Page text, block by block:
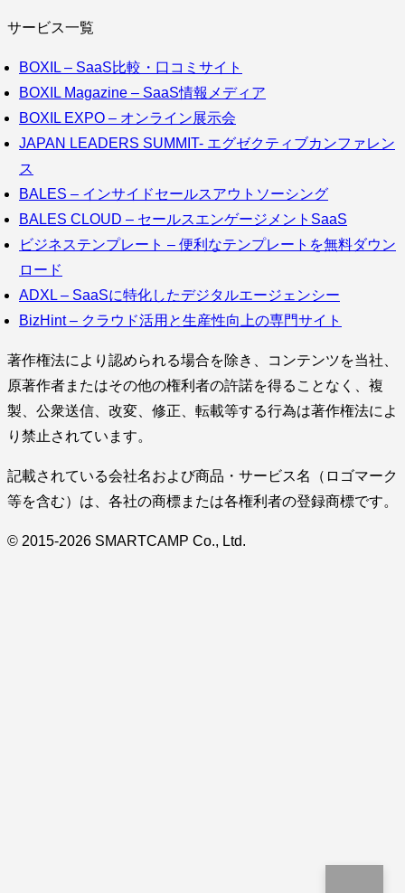
サービス一覧
BOXIL – SaaS比較・口コミサイト
BOXIL Magazine – SaaS情報メディア
BOXIL EXPO – オンライン展示会
JAPAN LEADERS SUMMIT- エグゼクティブカンファレン
ス
BALES – インサイドセールスアウトソーシング
BALES CLOUD – セールスエンゲージメントSaaS
ビジネステンプレート – 便利なテンプレートを無料ダウン
ロード
ADXL – SaaSに特化したデジタルエージェンシー
BizHint – クラウド活用と生産性向上の専門サイト
著作権法により認められる場合を除き、コンテンツを当社、
原著作者またはその他の権利者の許諾を得ることなく、複
製、公衆送信、改変、修正、転載等する行為は著作権法によ
り禁止されています。
記載されている会社名および商品・サービス名（ロゴマーク
等を含む）は、各社の商標または各権利者の登録商標です。
© 2015-2026 SMARTCAMP Co., Ltd.